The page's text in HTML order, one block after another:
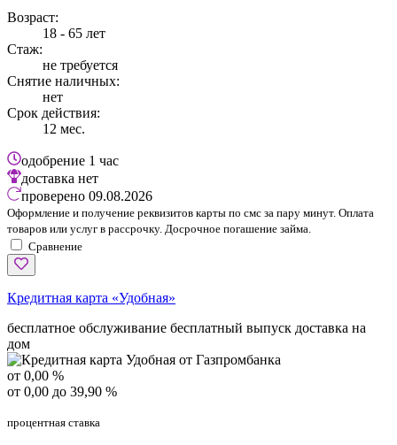
Возраст:
18 - 65 лет
Стаж:
не требуется
Снятие наличных:
нет
Срок действия:
12 мес.
одобрение 1 час
доставка нет
проверено 09.08.2026
Оформление и получение реквизитов карты по смс за пару минут. Оплата
товаров или услуг в рассрочку. Досрочное погашение займа.
Сравнение
Кредитная карта «Удобная»
бесплатное обслуживание бесплатный выпуск доставка на
дом
от 0,00 %
от 0,00 до 39,90 %
процентная ставка